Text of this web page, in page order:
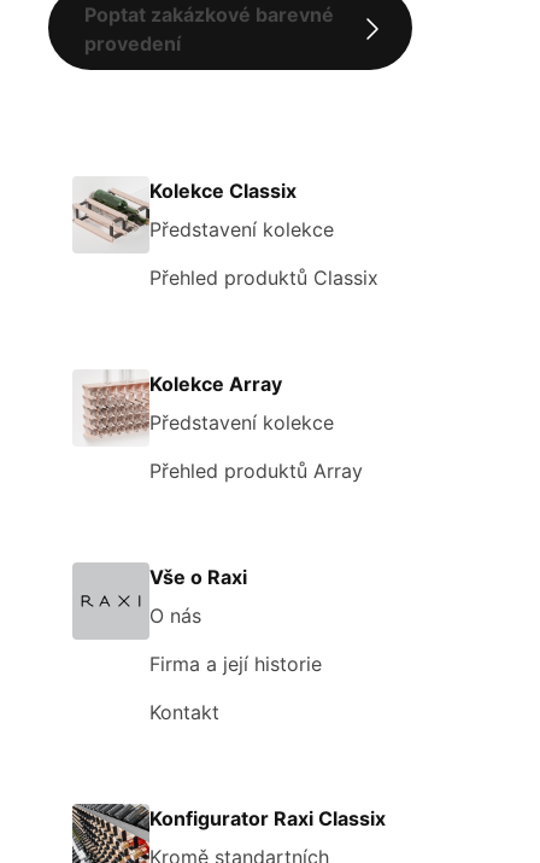
Poptat zakázkové barevné
provedení
Kolekce Classix
Představení kolekce
Přehled produktů Classix
Kolekce Array
Představení kolekce
Přehled produktů Array
Vše o Raxi
O nás
Firma a její historie
Kontakt
Konfigurator Raxi Classix
Kromě standartních